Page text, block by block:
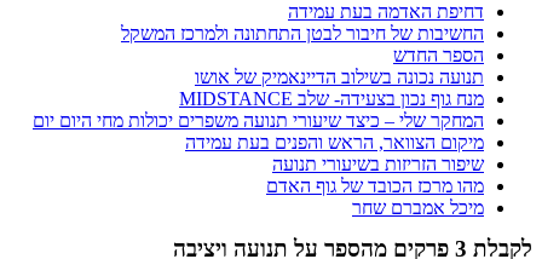
דחיפת האדמה בעת עמידה
החשיבות של חיבור לבטן התחתונה ולמרכז המשקל
הספר החדש
תנועה נכונה בשילוב הדיינאמיק של אושו
מנח גוף נכון בצעידה- שלב MIDSTANCE
המחקר שלי – כיצד שיעורי תנועה משפרים יכולות מחי היום יום
מיקום הצוואר, הראש והפנים בעת עמידה
שיפור הזריזות בשיעורי תנועה
מהו מרכז הכובד של גוף האדם
מיכל אמברם שחר
לקבלת 3 פרקים מהספר על תנועה ויציבה